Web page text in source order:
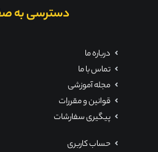
دسترسی به
درباره ما
تماس با ما
مجله آموزشی
قوانین و مقررات
پیگیری سفارشات
حساب کاربری